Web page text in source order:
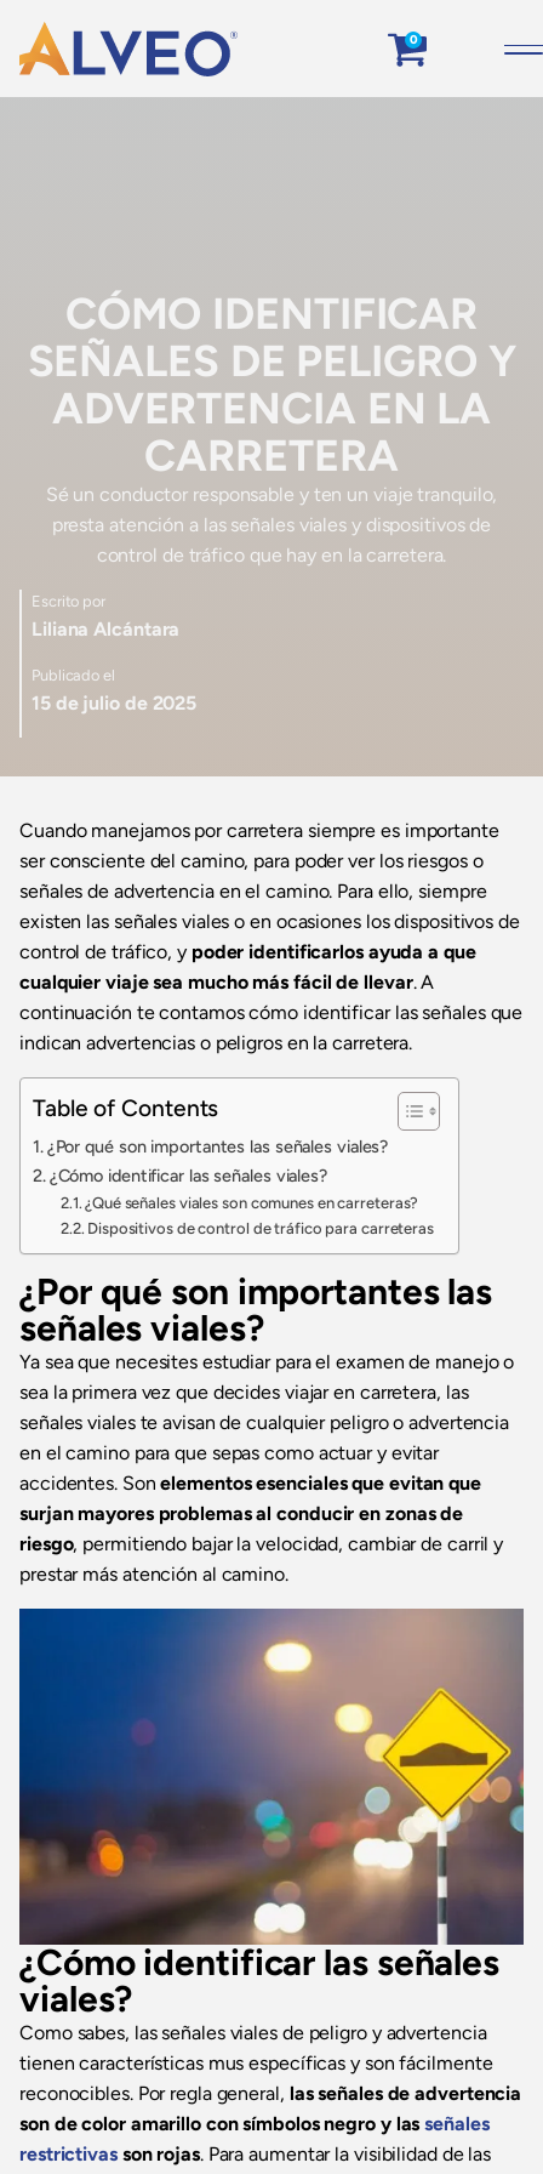
0
CÓMO IDENTIFICAR
SEÑALES DE PELIGRO Y
ADVERTENCIA EN LA
CARRETERA
Sé un conductor responsable y ten un viaje tranquilo,
presta atención a las señales viales y dispositivos de
control de tráfico que hay en la carretera.
Escrito por
Liliana Alcántara
Publicado el
15 de julio de 2025
Cuando manejamos por carretera siempre es importante
ser consciente del camino, para poder ver los riesgos o
señales de advertencia en el camino. Para ello, siempre
existen las señales viales o en ocasiones los dispositivos de
control de tráfico, y poder identificarlos ayuda a que
cualquier viaje sea mucho más fácil de llevar. A
continuación te contamos cómo identificar las señales que
indican advertencias o peligros en la carretera.
Table of Contents
¿Por qué son importantes las señales viales?
¿Cómo identificar las señales viales?
¿Qué señales viales son comunes en carreteras?
Dispositivos de control de tráfico para carreteras
¿Por qué son importantes las
señales viales?
Ya sea que necesites estudiar para el examen de manejo o
sea la primera vez que decides viajar en carretera, las
señales viales te avisan de cualquier peligro o advertencia
en el camino para que sepas como actuar y evitar
accidentes. Son elementos esenciales que evitan que
surjan mayores problemas al conducir en zonas de
riesgo, permitiendo bajar la velocidad, cambiar de carril y
prestar más atención al camino.
¿Cómo identificar las señales
viales?
Como sabes, las señales viales de peligro y advertencia
tienen características mus específicas y son fácilmente
reconocibles. Por regla general, las señales de advertencia
son de color amarillo con símbolos negro y lasseñales
restrictivasson rojas. Para aumentar la visibilidad de las